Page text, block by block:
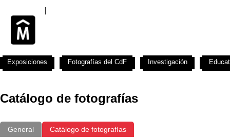
Catálogo de fotografías
General Catálogo de fotografías
Exposiciones Fotografías del CdF Investigación